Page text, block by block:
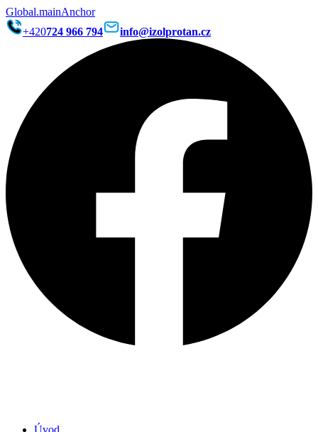
Global.mainAnchor
+420724 966 794 info@izolprotan.cz
Úvod